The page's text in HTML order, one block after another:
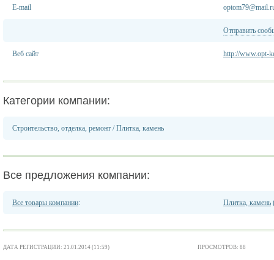
E-mail
Отправить
Веб сайт http://www.opt-
Категории компании:
Строительство, отделка, ремонт /Плитка, камень
Все предложения компании:
Все товары компании: Плитка, камень
ДАТА РЕГИСТРАЦИИ: 21.01.2014 (11:59) ПРОСМОТРОВ: 88